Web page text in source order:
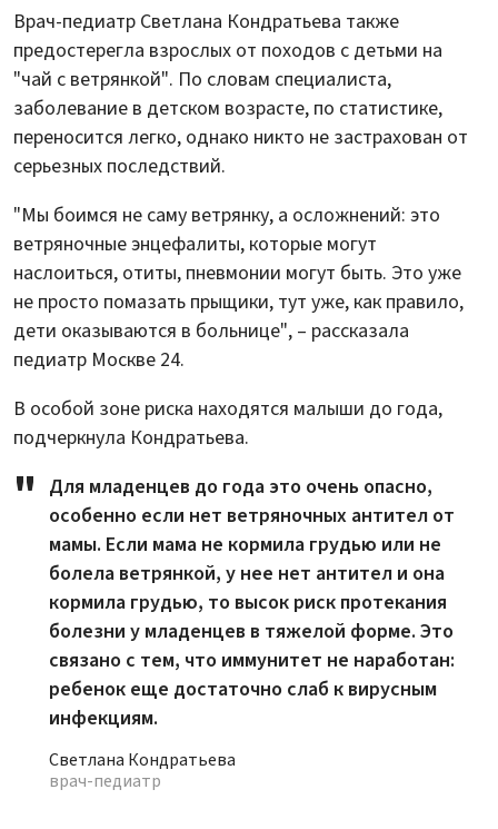
Врач-педиатр Светлана Кондратьева также
предостерегла взрослых от походов с детьми на
"чай с ветрянкой". По словам специалиста,
заболевание в детском возрасте, по статистике,
переносится легко, однако никто не застрахован от
серьезных последствий.
"Мы боимся не саму ветрянку, а осложнений: это
ветряночные энцефалиты, которые могут
наслоиться, отиты, пневмонии могут быть. Это уже
не просто помазать прыщики, тут уже, как правило,
дети оказываются в больнице", – рассказала
педиатр Москве 24.
В особой зоне риска находятся малыши до года,
подчеркнула Кондратьева.
Для младенцев до года это очень опасно,
особенно если нет ветряночных антител от
мамы. Если мама не кормила грудью или не
болела ветрянкой, у нее нет антител и она
кормила грудью, то высок риск протекания
болезни у младенцев в тяжелой форме. Это
связано с тем, что иммунитет не наработан:
ребенок еще достаточно слаб к вирусным
инфекциям.
Светлана Кондратьева
врач-педиатр